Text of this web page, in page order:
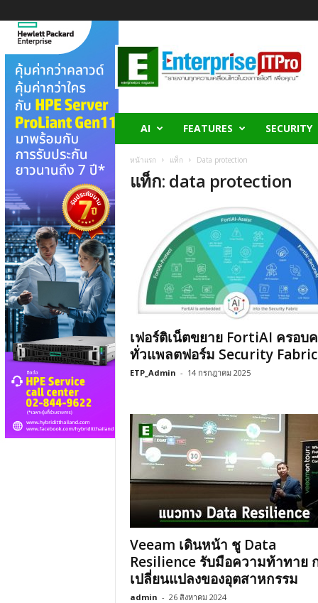
n
T
P
r
o
AI FEATURES SECURITY
หน้าแรก แท็ก Data protection
แท็ก: data protection
เฟอร์ติเน็ตขยาย FortiAI ครอบ
ทั่วแพลตฟอร์ม Security Fabric
ETP_Admin - 14 กรกฎาคม 2025
Veeam เดินหน้า ชู Data
Resilience รับมือความท้าทาย
เปลี่ยนแปลงของอุตสาหกรรม
admin - 26 สิงหาคม 2024